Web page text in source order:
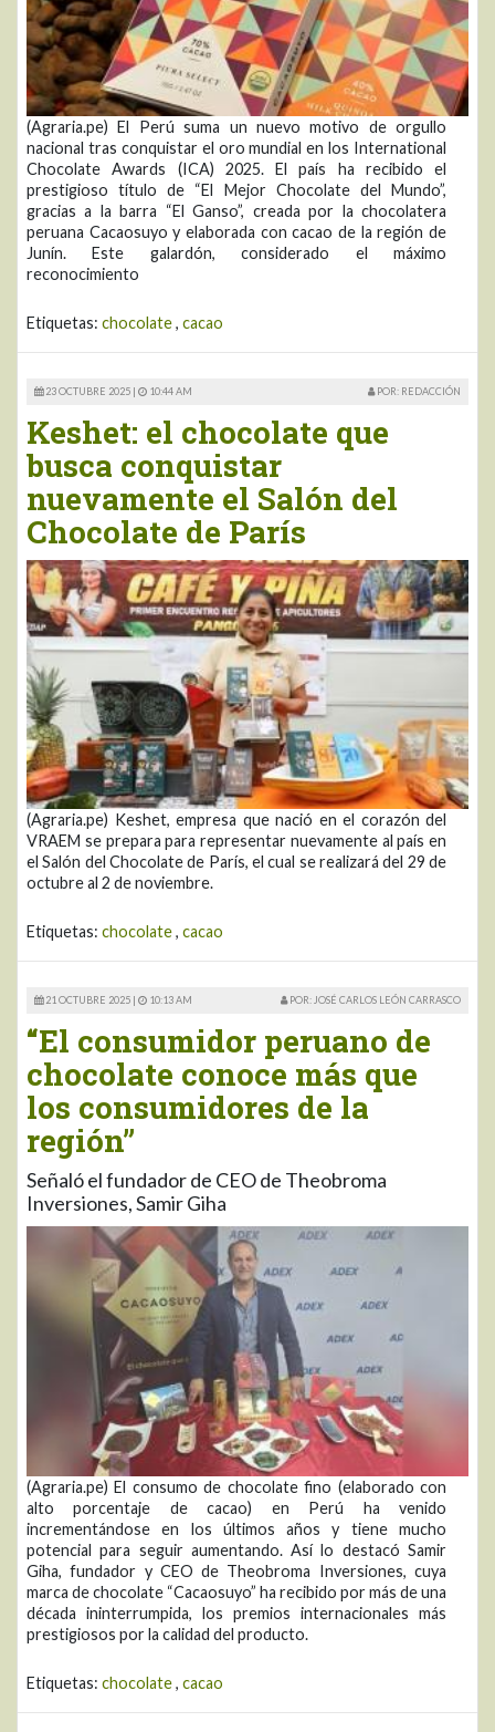
(Agraria.pe) El Perú suma un nuevo motivo de orgullo
nacional tras conquistar el oro mundial en los International
Chocolate Awards (ICA) 2025. El país ha recibido el
prestigioso título de “El Mejor Chocolate del Mundo”,
gracias a la barra “El Ganso”, creada por la chocolatera
peruana Cacaosuyo y elaborada con cacao de la región de
Junín. Este galardón, considerado el máximo
reconocimiento
Etiquetas: chocolate, cacao
23 OCTUBRE 2025 | 10:44 AM POR: REDACCIÓN
Keshet: el chocolate que
busca conquistar
nuevamente el Salón del
Chocolate de París
(Agraria.pe) Keshet, empresa que nació en el corazón del
VRAEM se prepara para representar nuevamente al país en
el Salón del Chocolate de París, el cual se realizará del 29 de
octubre al 2 de noviembre.
Etiquetas: chocolate, cacao
21 OCTUBRE 2025 | 10:13 AM POR: JOSÉ CARLOS LEÓN CARRASCO
“El consumidor peruano de
chocolate conoce más que
los consumidores de la
región”
Señaló el fundador de CEO de Theobroma
Inversiones, Samir Giha
(Agraria.pe) El consumo de chocolate fino (elaborado con
alto porcentaje de cacao) en Perú ha venido
incrementándose en los últimos años y tiene mucho
potencial para seguir aumentando. Así lo destacó Samir
Giha, fundador y CEO de Theobroma Inversiones, cuya
marca de chocolate “Cacaosuyo” ha recibido por más de una
década ininterrumpida, los premios internacionales más
prestigiosos por la calidad del producto.
Etiquetas: chocolate, cacao